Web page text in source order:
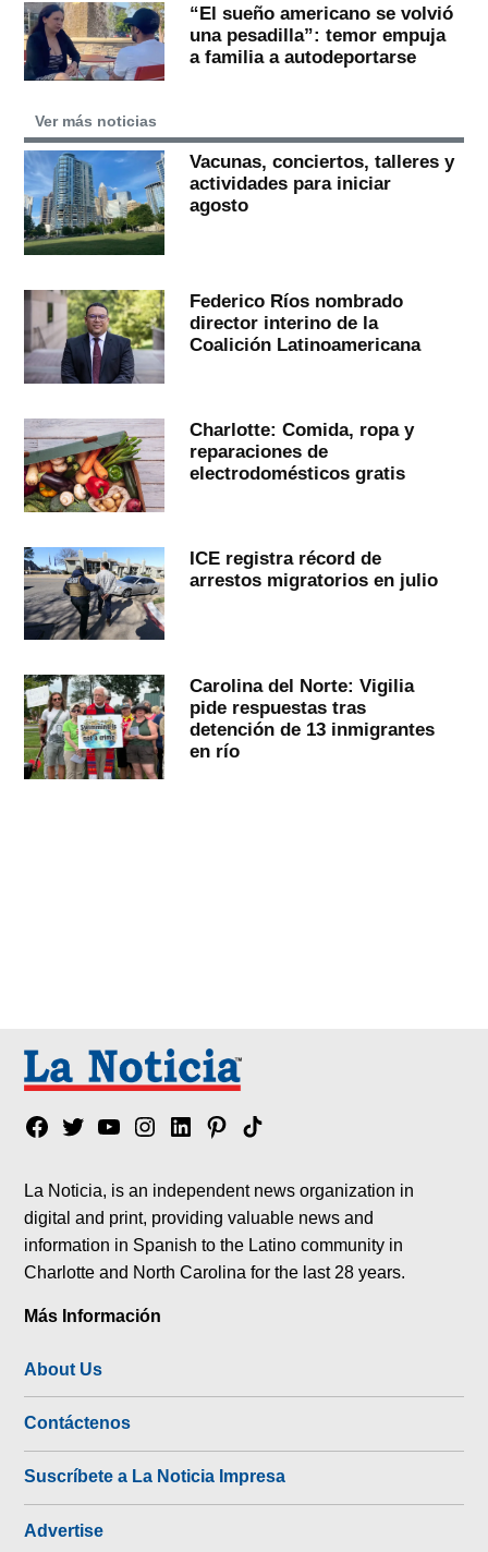
“El sueño americano se volvió
una pesadilla”: temor empuja
a familia a autodeportarse
Ver más noticias
Vacunas, conciertos, talleres y
actividades para iniciar
agosto
Federico Ríos nombrado
director interino de la
Coalición Latinoamericana
Charlotte: Comida, ropa y
reparaciones de
electrodomésticos gratis
ICE registra récord de
arrestos migratorios en julio
Carolina del Norte: Vigilia
pide respuestas tras
detención de 13 inmigrantes
en río
Facebook
TwitterYouTubeInstagram
LinkedinPinterest
Tik
La Noticia, is an independent news organization in
digital and print, providing valuable news and
information in Spanish to the Latino community in
Charlotte and North Carolina for the last 28 years.
Más Información
About Us
Contáctenos
Suscríbete a La Noticia Impresa
Advertise